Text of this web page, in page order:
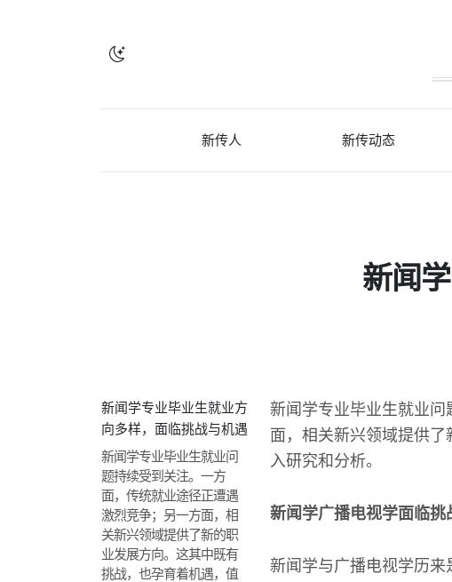
新传人 新传动态
新闻
新闻学专业毕业生就业方
向多样，面临挑战与机遇
新闻学专业毕业生就业问
题持续受到关注。一方
面，传统就业途径正遭遇
激烈竞争；另一方面，相
关新兴领域提供了新的职
业发展方向。这其中既有
挑战，也孕育着机遇，值
新闻学专业毕业生就业
面，相关新兴领域提供
入研究和分析。
新闻学广播电视学面临挑
新闻学与广播电视学历